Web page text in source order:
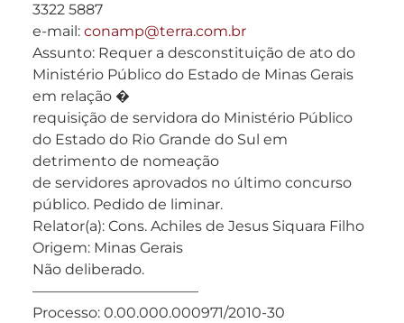
3322 5887
e-mail: conamp@terra.com.br
Assunto: Requer a desconstituição de ato do
Ministério Público do Estado de Minas Gerais
em relação �
requisição de servidora do Ministério Público
do Estado do Rio Grande do Sul em
detrimento de nomeação
de servidores aprovados no último concurso
público. Pedido de liminar.
Relator(a): Cons. Achiles de Jesus Siquara Filho
Origem: Minas Gerais
Não deliberado.
———————————–
Processo: 0.00.000.000971/2010-30